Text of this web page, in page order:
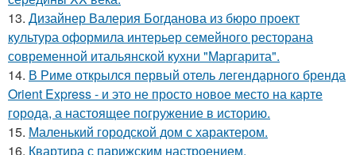
13. Дизайнер Валерия Богданова из бюро проект
культура оформила интерьер семейного ресторана
современной итальянской кухни "Маргарита".
14. В Риме открылся первый отель легендарного бренда
Orient Express - и это не просто новое место на карте
города, а настоящее погружение в историю.
15. Маленький городской дом с характером.
16. Квартира с парижским настроением.